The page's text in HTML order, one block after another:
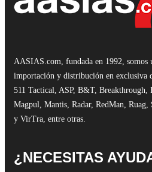
AASIAS.com, fundada en 1992, somos
importación y distribución en exclusiva
511 Tactical, ASP, B&T, Breakthrough,
Magpul, Mantis, Radar, RedMan,
y VirTra, entre otras.
¿NECESITAS